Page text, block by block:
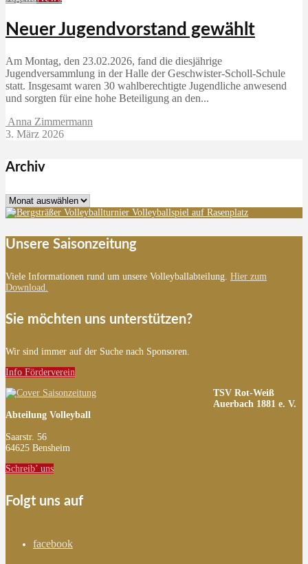
Neuer Jugendvorstand gewählt
Am Montag, den 23.02.2026, fand die diesjährige
Jugendversammlung in der Halle der Geschwister-Scholl-Schule
statt. Insgesamt waren 30 wahlberechtigte Jugendliche anwesend
und sorgten für eine hohe Beteiligung an den...
Anna Zimmermann
3. März 2026
Archiv
Archiv
Unsere Saisonzeitung
Viele Informationen rund um unsere Volleyballabteilung. Hier zum
Download.
Sie möchten uns unterstützen?
Wir sind immer auf der Suche nach Sponsoren.
Info Förderverein
TSV Rot-Weiß
Auerbach 1881 e. V.
Abteilung Volleyball
Saarstr. 56
64625 Bensheim
Schreib’ uns
Folgt uns auf
facebook